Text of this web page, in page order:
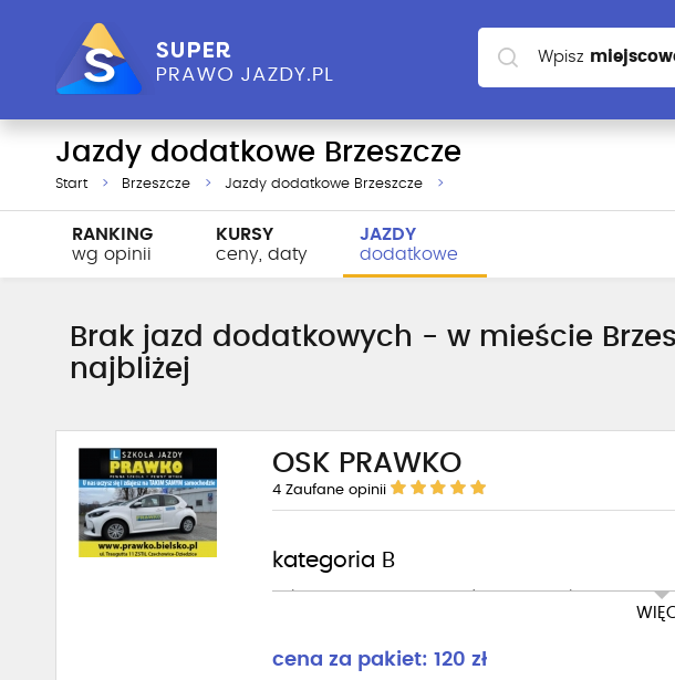
Wpisz
szkoły
Jazdy dodatkowe Brzeszcze
Start Brzeszcze Jazdy dodatkowe Brzeszcze
RANKING
wg opinii
KURSY
ceny, daty
JAZDY
dodatkowe
Brak jazd dodatkowych - w mieście
najbliżej
OSK PRAWKO
4 Zaufane opinii
kategoria B
cena za pakiet: 120 zł